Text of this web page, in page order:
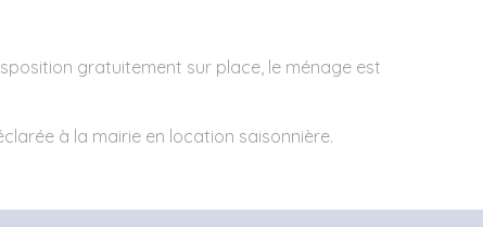
gratuitement sur place, le ménage est
à la mairie en location saisonnière.